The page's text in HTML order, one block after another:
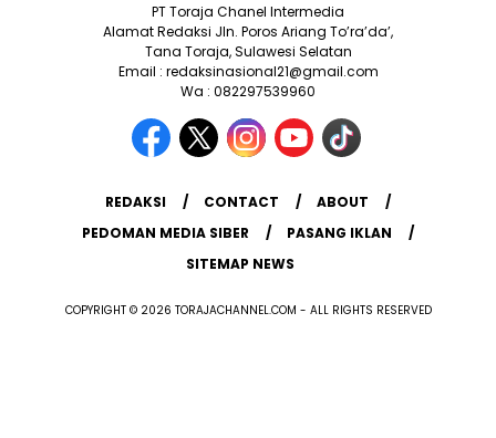
PT Toraja Chanel Intermedia
Alamat Redaksi Jln. Poros Ariang To’ra’da’,
Tana Toraja, Sulawesi Selatan
Email : redaksinasional21@gmail.com
Wa : 082297539960
REDAKSI CONTACT
ABOUT
PEDOMAN MEDIA SIBER
PASANG IKLAN
SITEMAP NEWS
COPYRIGHT © 2026 TORAJACHANNEL.COM - ALL RIGHTS RESERVED